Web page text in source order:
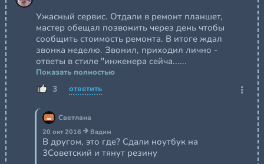
Ужасный сервис. Отдали в ремонт планшет,
мастер обещал позвонить через день чтобы
сообщить стоимость ремонта. В итоге ждал
звонка неделю. Звонил, приходил лично -
ответы в стиле "инженера сейча......
Показать полностью
3 ответить
Светлана
20 окт 2016 Вадим
В другом, это где? Сдали ноутбук на
3Советский и тянут резину